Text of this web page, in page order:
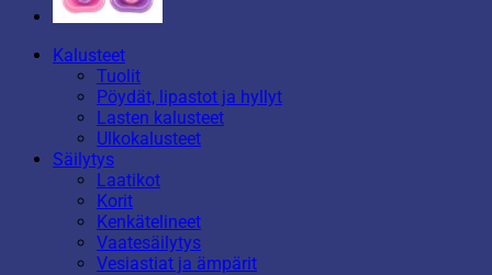
Kalusteet
Tuolit
Pöydät, lipastot ja hyllyt
Lasten kalusteet
Ulkokalusteet
Säilytys
Laatikot
Korit
Kenkätelineet
Vaatesäilytys
Vesiastiat ja ämpärit